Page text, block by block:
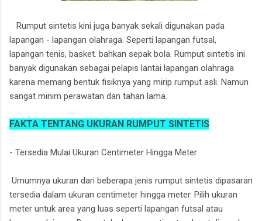
Rumput sintetis kini juga banyak sekali digunakan pada
lapangan - lapangan olahraga. Seperti lapangan futsal,
lapangan tenis, basket. bahkan sepak bola. Rumput sintetis ini
banyak digunakan sebagai pelapis lantai lapangan olahraga
karena memang bentuk fisiknya yang mirip rumput asli. Namun
sangat minim perawatan dan tahan lama.
FAKTA TENTANG UKURAN RUMPUT SINTETIS
- Tersedia Mulai Ukuran Centimeter Hingga Meter
Umumnya ukuran dari beberapa jenis rumput sintetis dipasaran
tersedia dalam ukuran centimeter hingga meter. Pilih ukuran
meter untuk area yang luas seperti lapangan futsal atau